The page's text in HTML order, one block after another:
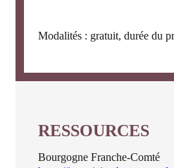
Modalités : gratuit, durée du
RESSOURCES
Bourgogne Franche-Comté